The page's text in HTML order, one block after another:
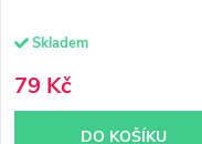
Skladem
79 Kč
DO KOŠÍKU